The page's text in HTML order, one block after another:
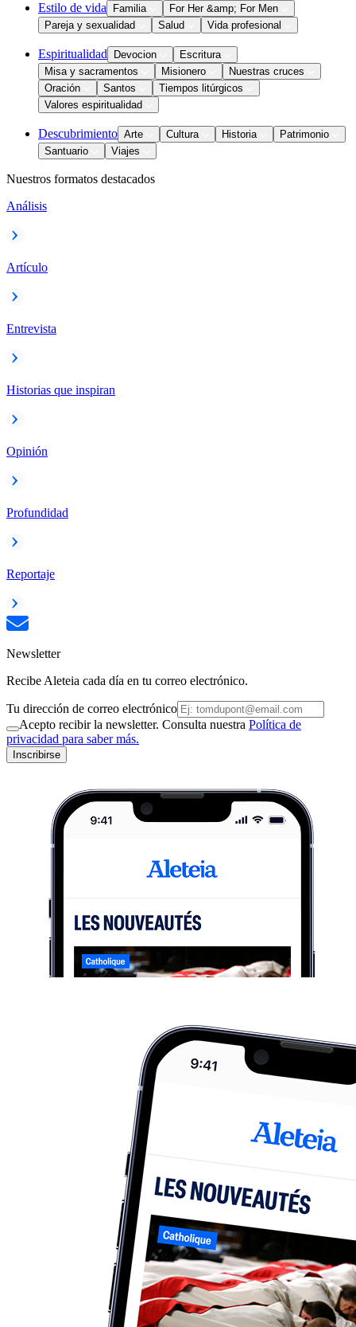
Estilo de vida Familia
For Her &amp; For Men
Pareja y sexualidad
Salud Vida profesional
Espiritualidad Devocion
Escritura
Misa y sacramentos
Misionero
Nuestras cruces
Oración
Santos
Tiempos litúrgicos
Valores espiritualidad
Descubrimiento Arte Cultura Historia
Patrimonio
Santuario
Viajes
Nuestros formatos destacados
Análisis
Artículo
Entrevista
Historias que inspiran
Opinión
Profundidad
Reportaje
Newsletter
Recibe Aleteia cada día en tu correo electrónico.
Tu dirección de correo electrónico
Acepto recibir la newsletter. Consulta nuestra Política de
privacidad para saber más.
Inscribirse